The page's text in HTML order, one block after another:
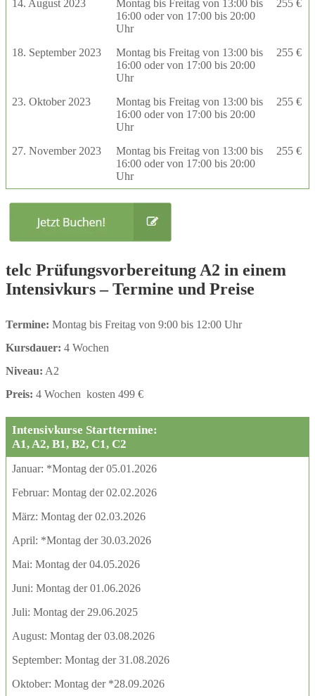
14. August 2023
Montag bis Freitag von 13:00 bis
16:00 oder von 17:00 bis 20:00
Uhr
255 €
18. September 2023
Montag bis Freitag von 13:00 bis
16:00 oder von 17:00 bis 20:00
Uhr
255 €
23. Oktober 2023
Montag bis Freitag von 13:00 bis
16:00 oder von 17:00 bis 20:00
Uhr
255 €
27. November 2023
Montag bis Freitag von 13:00 bis
16:00 oder von 17:00 bis 20:00
Uhr
255 €
telc Prüfungsvorbereitung A2 in einem
Intensivkurs – Termine und Preise
Termine: Montag bis Freitag von 9:00 bis 12:00 Uhr
Kursdauer: 4 Wochen
Niveau: A2
Preis: 4 Wochen kosten 499 €
Intensivkurse Starttermine:
A1, A2, B1, B2, C1, C2
Januar: *Montag der 05.01.2026
Februar: Montag der 02.02.2026
März: Montag der 02.03.2026
April: *Montag der 30.03.2026
Mai: Montag der 04.05.2026
Juni: Montag der 01.06.2026
Juli: Montag der 29.06.2025
August: Montag der 03.08.2026
September: Montag der 31.08.2026
Oktober: Montag der *28.09.2026